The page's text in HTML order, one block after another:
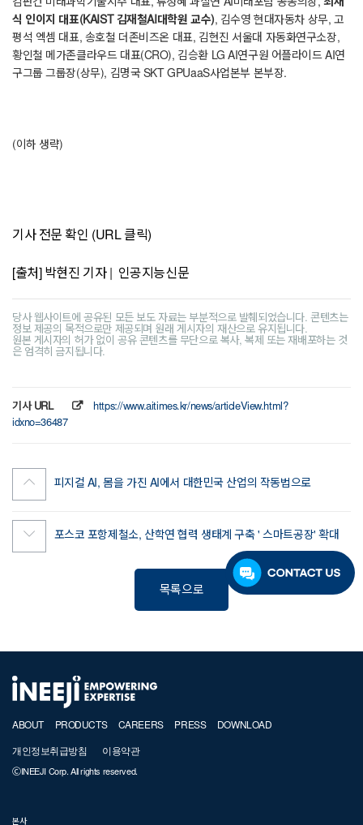
김판건 미래과학기술지주 대표, 류정혜 과실연 AI미래포럼 공동의장,최재
식 인이지 대표(KAIST 김재철AI대학원 교수), 김수영 현대자동차 상무, 고
평석 엑셈 대표, 송호철 더존비즈온 대표, 김현진 서울대 자동화연구소장,
황인철 메가존클라우드 대표(CRO), 김승환 LG AI연구원 어플라이드 AI연
구그룹 그룹장(상무), 김명국 SKT GPUaaS사업본부 본부장.
(이하 생략)
기사 전문 확인 (URL 클릭)
[출처] 박현진 기자 | 인공지능신문
당사 웹사이트에 공유된 모든 보도 자료는 부분적으로 발췌되었습니다. 콘텐츠는
정보 제공의 목적으로만 제공되며 원래 게시자의 재산으로 유지됩니다.
원본 게시자의 허가 없이 공유 콘텐츠를 무단으로 복사, 복제 또는 재배포하는 것
은 엄격히 금지됩니다.
기사 URL
https://www.aitimes.kr/news/articleView.html?
idxno=36487
피지컬 AI, 몸을 가진 AI에서 대한민국 산업의 작동법으로
포스코 포항제철소, 산학연 협력 생태계 구축 ' 스마트공장' 확대
목록으로
ABOUT PRODUCTS CAREERS PRESS DOWNLOAD
개인정보취급방침 이용약관
ⒸINEEJI Corp. All rights reserved.
본사